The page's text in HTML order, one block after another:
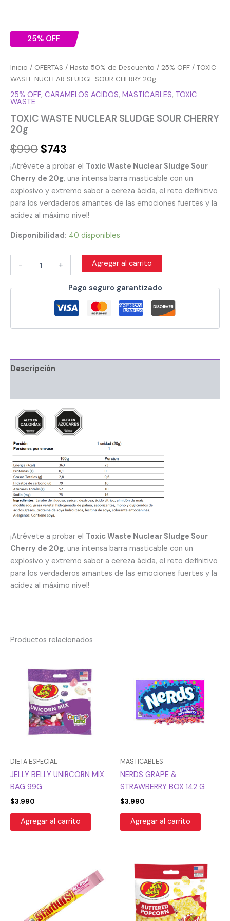
25% OFF
Inicio / OFERTAS / Hasta 50% de Descuento / 25% OFF / TOXIC
WASTE NUCLEAR SLUDGE SOUR CHERRY 20g
25% OFF, CARAMELOS ACIDOS, MASTICABLES, TOXIC
WASTE
TOXIC WASTE NUCLEAR SLUDGE SOUR CHERRY
20g
$990 $743
¡Atrévete a probar el Toxic Waste Nuclear Sludge Sour
Cherry de 20g, una intensa barra masticable con un
explosivo y extremo sabor a cereza ácida, el reto definitivo
para los verdaderos amantes de las emociones fuertes y la
acidez al máximo nivel!
Disponibilidad: 40 disponibles
- + Agregar al carrito
Pago seguro garantizado
Descripción
¡Atrévete a probar el Toxic Waste Nuclear Sludge Sour
Cherry de 20g, una intensa barra masticable con un
explosivo y extremo sabor a cereza ácida, el reto definitivo
para los verdaderos amantes de las emociones fuertes y la
acidez al máximo nivel!
Productos relacionados
DIETA ESPECIAL
JELLY BELLY UNIRCORN MIX
BAG 99G
$3.990
Agregar al carrito
MASTICABLES
NERDS GRAPE &
STRAWBERRY BOX 142 G
$3.990
Agregar al carrito